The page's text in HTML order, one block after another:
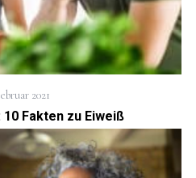
2021
Fakten zu Eiweiß